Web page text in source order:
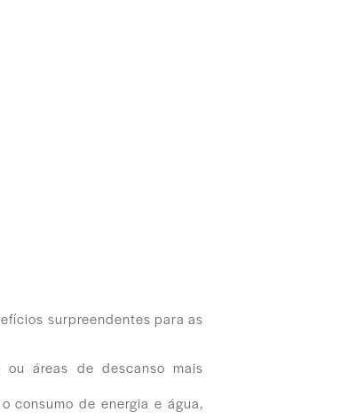
surpreendentes para as
áreas de descanso mais
consumo de energia e água,